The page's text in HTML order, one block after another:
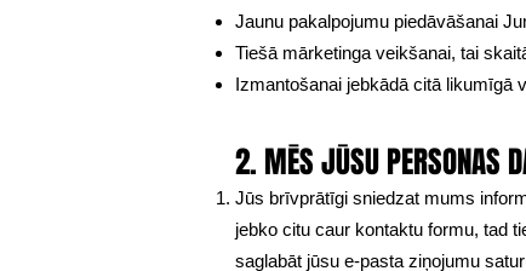
Jaunu pakalpojumu piedāvāšanai
Tiešā mārketinga veikšanai, tai
Izmantošanai jebkādā citā likumīgā
2. MĒS JŪSU PERSONAS
Jūs brīvprātīgi sniedzat mums
jebko citu caur kontaktu formu, tad
saglabāt jūsu e-pasta ziņojumu